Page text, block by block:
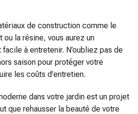
de construction comme le
ou la résine, vous aurez un
à entretenir. N’oubliez pas de
saison pour protéger votre
les coûts d’entretien.
dans votre jardin est un projet
que rehausser la beauté de votre